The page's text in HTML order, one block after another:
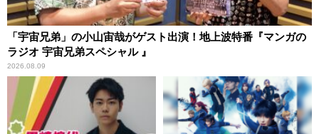
「宇宙兄弟」の小山宙哉がゲスト出演！地上波特番『マンガの
ラジオ 宇宙兄弟スペシャル 』
2026.08.09